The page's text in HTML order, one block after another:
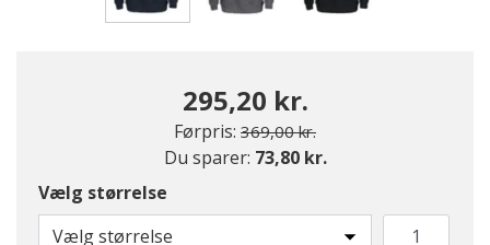
295,20 kr.
Førpris: Pris nedsat fra
369,00 kr.til
Du sparer: 73,80 kr.
Vælg størrelse
Vælg størrelse